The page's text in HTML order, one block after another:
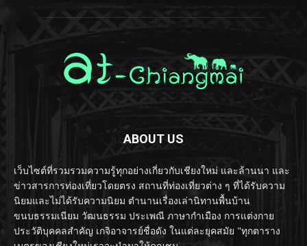
ABOUT US
เว็บไซต์ที่รวมรวมความรู้ทุกอย่างเกี่ยวกับเชียงใหม่ และล้านนา และ
ข่าวสารการท่องเที่ยวโดยตรง สถานที่ท่องเที่ยวต่าง ๆ ที่ได้รับความ
นิยมและไม่ได้รับความนิยม ตำนานเรื่องเล่านิทานพื้นบ้าน
ขนบธรรมเนียม วัฒนธรรม ประเพณี ภาษากำเมือง การแต่งกาย
ประวัติบุคคลสำคัญ เกจิอาจารย์ชื่อดัง ในแต่ละยุคสมัย "ทุกตาราง